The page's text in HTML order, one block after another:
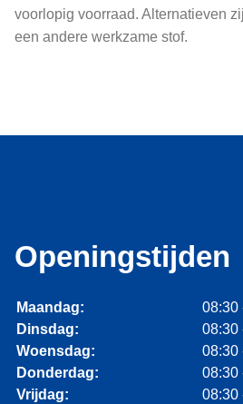
voorlopig voorraad. Alternatieven
een andere werkzame stof.
Openingstijden
Maandag:
08:30
Dinsdag:
08:30
Woensdag:
08:30
Donderdag:
08:30
Vrijdag:
08:30